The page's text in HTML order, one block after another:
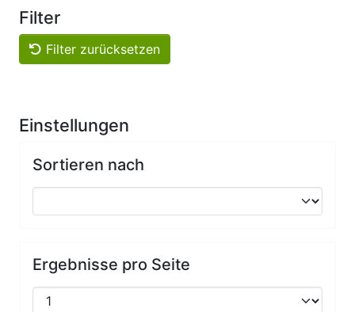
Filter
Filter zurücksetzen
Einstellungen
Sortieren nach
Ergebnisse pro Seite